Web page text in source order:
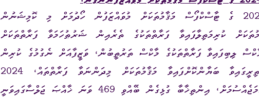
ރައްޔިތުންގެ މަޖިލީހުގެ އިންތިޚާބު 2024 ގެ ޓާސްކްފޯސް މަޤާމުތަކަށް މުވައްޒަފުން ހޯދުމަށް މި ކޮމިޝަނުން
ކުރިމަތިލާފައިވާ ފަރާތްތަކުގެ ތެރެއިން ޝަރުޠުހަމަވާ ފަރާތްތަކަށް
ލިބިފައިވާ ފަރާތްތަކުގެ މާކްސް ތަރުތީބުން، ވަޒީފާއަށް ނެގުމުގެ ކުރިން
ބަލަންޖެހޭ ކަންކަމަށް ބެލުމަށްފަހު، ތިރީގައިވާ ބަޔާންކޮށްފައިވާ މަޤާމުތަކަށް މިދަންނަވާ ފަރާތްތައް، 2024
ފެބްރުވަރީ 25 އިން ފެށިގެން ވަޒީފާ ހަމަޖެއްސުމަށް، އިންތިޚާބާ ގުޅިގެން ބޭއްވި 469 ވަނަ ޚާއްޞަ ޖަލްސާގައިވަނީ